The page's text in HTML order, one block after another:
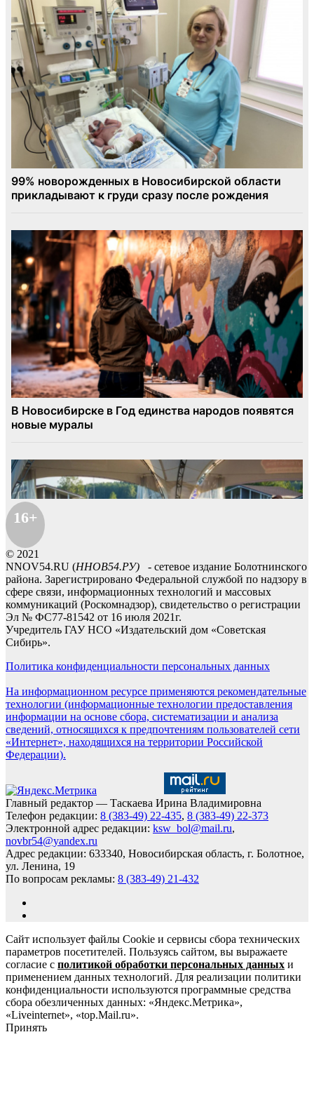
16+
© 2021
NNOV54.RU (ННОВ54.РУ) - сетевое издание Болотнинского
района. Зарегистрировано Федеральной службой по надзору в
сфере связи, информационных технологий и массовых
коммуникаций (Роскомнадзор), свидетельство о регистрации
Эл № ФС77-81542 от 16 июля 2021г.
Учредитель ГАУ НСО «Издательский дом «Советская
Сибирь».
Политика конфиденциальности персональных данных
На информационном ресурсе применяются рекомендательные
технологии (информационные технологии предоставления
информации на основе сбора, систематизации и анализа
сведений, относящихся к предпочтениям пользователей сети
«Интернет», находящихся на территории Российской
Федерации).
Главный редактор — Таскаева Ирина Владимировна
Телефон редакции: 8 (383-49) 22-435, 8 (383-49) 22-373
Электронной адрес редакции: ksw_bol@mail.ru,
novbr54@yandex.ru
Адрес редакции: 633340, Новосибирская область, г. Болотное,
ул. Ленина, 19
По вопросам рекламы: 8 (383-49) 21-432
Сайт использует файлы Cookie и сервисы сбора технических
параметров посетителей. Пользуясь сайтом, вы выражаете
согласие с политикой обработки персональных данных и
применением данных технологий. Для реализации политики
конфиденциальности используются программные средства
сбора обезличенных данных: «Яндекс.Метрика»,
«Liveinternet», «top.Mail.ru».
Принять